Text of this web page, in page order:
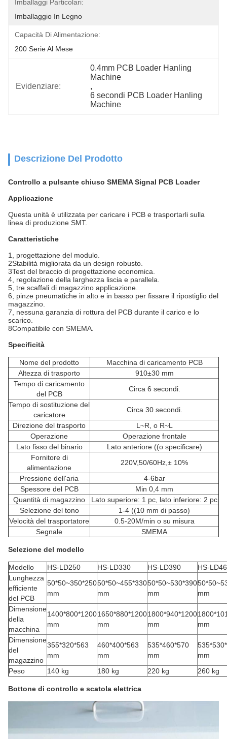
Imballaggi Particolari:
Imballaggio In Legno
Capacità Di Alimentazione:
200 Serie Al Mese
Evidenziare:
0.4mm PCB Loader Hanling
Machine
,
6 secondi PCB Loader Hanling
Machine
Descrizione Del Prodotto
Controllo a pulsante chiuso SMEMA Signal PCB Loader
Applicazione
Questa unità è utilizzata per caricare i PCB e trasportarli sulla
linea di produzione SMT.
Caratteristiche
1, progettazione del modulo.
2Stabilità migliorata da un design robusto.
3Test del braccio di progettazione economica.
4, regolazione della larghezza liscia e parallela.
5, tre scaffali di magazzino applicazione.
6, pinze pneumatiche in alto e in basso per fissare il ripostiglio del
magazzino.
7, nessuna garanzia di rottura del PCB durante il carico e lo
scarico.
8Compatibile con SMEMA.
Specificità
Nome del prodotto
Macchina di caricamento PCB
Altezza di trasporto
910±30 mm
Tempo di caricamento
del PCB
Circa 6 secondi.
Tempo di sostituzione del
caricatore
Circa 30 secondi.
Direzione del trasporto
L~R, o R~L
Operazione
Operazione frontale
Lato fisso del binario
Lato anteriore ((o specificare)
Fornitore di
alimentazione
220V,50/60Hz,± 10%
Pressione dell'aria
4-6bar
Spessore del PCB
Min 0,4 mm
Quantità di magazzino
Lato superiore: 1 pc, lato inferiore: 2 pc
Selezione del tono
1-4 ((10 mm di passo)
Velocità del trasportatore
0.5-20M/min o su misura
Segnale
SMEMA
Selezione del modello
Modello HS-LD250 HS-LD330 HS-LD390
HS-
Lunghezza
efficiente
del PCB
50*50~350*250
mm
50*50~455*330
mm
50*50~530*390
mm
mm
Dimensione
della
macchina
1400*800*1200
mm
1650*880*1200
mm
1800*940*1200
mm
mm
Dimensione
del
magazzino
355*320*563
mm
460*400*563
mm
535*460*570
mm
mm
Peso
140 kg 180 kg 220 kg 260 kg
Bottone di controllo e scatola elettrica